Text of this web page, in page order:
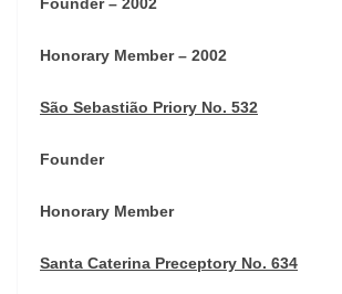
Founder – 2002
Honorary Member – 2002
São Sebastião Priory No. 532
Founder
Honorary Member
Santa Caterina Preceptory No. 634